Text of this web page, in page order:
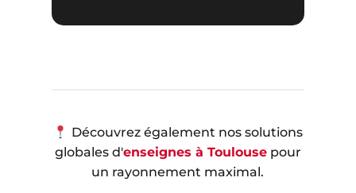
Découvrez également nos solutions
globales d'enseignes à Toulousepour
un rayonnement maximal.